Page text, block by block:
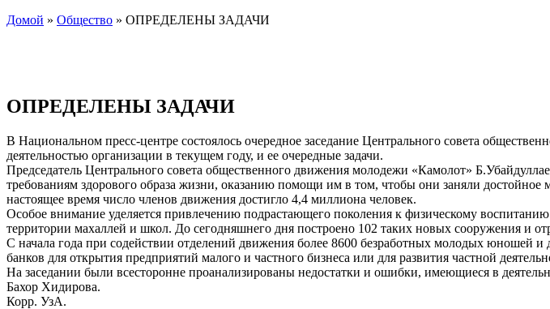
Домой » Общество » ОПРЕДЕЛЕНЫ ЗАДАЧИ
ОПРЕДЕЛЕНЫ ЗАДАЧИ
В Национальном пресс-центре состоялось очередное заседание Центрального совета
деятельностью организации в текущем году, и ее очередные задачи.
Председатель Центрального совета общественного движения молодежи «Камолот»
требованиям здорового образа жизни, оказанию помощи им в том, чтобы они заняли
настоящее время число членов движения достигло 4,4 миллиона человек.
Особое внимание уделяется привлечению подрастающего поколения к физическому
территории махаллей и школ. До сегодняшнего дня построено 102 таких новых сооружения и
С начала года при содействии отделений движения более 8600 безработных молодых юношей
банков для открытия предприятий малого и частного бизнеса или для развития частной
На заседании были всесторонне проанализированы недостатки и ошибки, имеющиеся в
Бахор Хидирова.
Корр. УзА.